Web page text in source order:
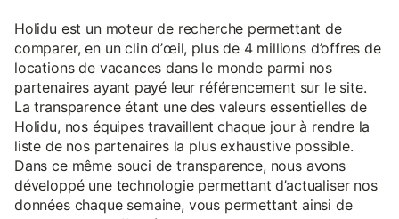
Holidu est un moteur de recherche permettant de
comparer, en un clin d’œil, plus de 4 millions d’offres de
locations de vacances dans le monde parmi nos
partenaires ayant payé leur référencement sur le site.
La transparence étant une des valeurs essentielles de
Holidu, nos équipes travaillent chaque jour à rendre la
liste de nos partenaires la plus exhaustive possible.
Dans ce même souci de transparence, nous avons
développé une technologie permettant d’actualiser nos
données chaque semaine, vous permettant ainsi de